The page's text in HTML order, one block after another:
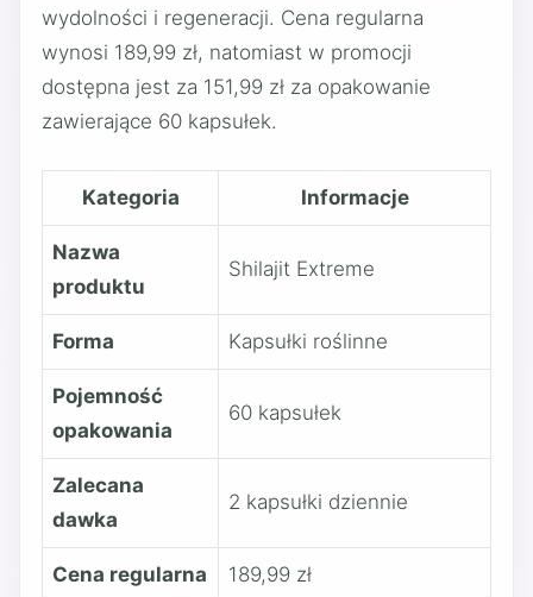
wydolności i regeneracji. Cena regularna
wynosi 189,99 zł, natomiast w promocji
dostępna jest za 151,99 zł za opakowanie
zawierające 60 kapsułek.
Kategoria Informacje
Nazwa
produktu
Shilajit Extreme
Forma Kapsułki roślinne
Pojemność
opakowania
60 kapsułek
Zalecana
dawka
2 kapsułki dziennie
Cena regularna 189,99 zł